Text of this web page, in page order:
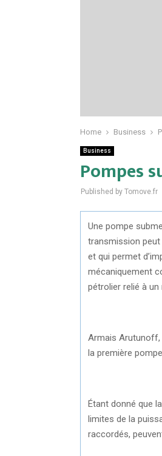
Home Business
Business
Pompes
Published by Tomove.fr
Une pompe
transmission peut
et qui permet
mécaniquement
pétrolier relié à un
Armais Arutunoff,
la première
Étant donné que
limites de la
raccordés,